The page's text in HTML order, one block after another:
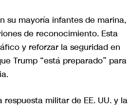
su mayoría infantes de marina,
de reconocimiento. Esta
y reforzar la seguridad en
Trump “está preparado” para
militar de EE. UU. y la